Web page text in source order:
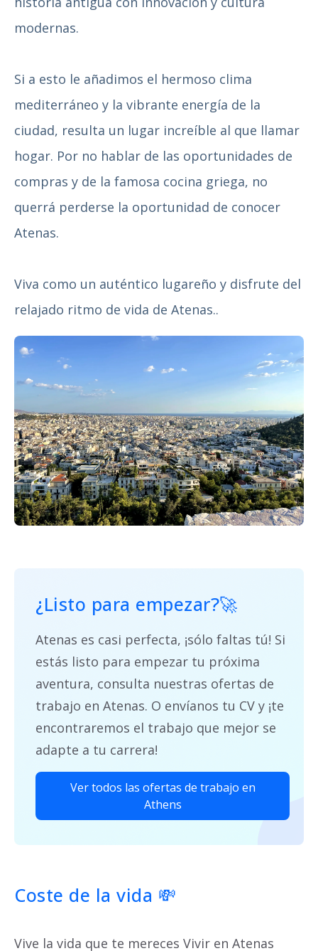
modernas.
Si a esto le añadimos el hermoso clima
mediterráneo y la vibrante energía de la
ciudad, resulta un lugar increíble al que llamar
hogar. Por no hablar de las oportunidades de
compras y de la famosa cocina griega, no
querrá perderse la oportunidad de conocer
Atenas.
Viva como un auténtico lugareño y disfrute del
relajado ritmo de vida de Atenas..
¿Listo para empezar?🚀
Atenas es casi perfecta, ¡sólo faltas tú! Si
estás listo para empezar tu próxima
aventura, consulta nuestras ofertas de
trabajo en Atenas. O envíanos tu CV y ¡te
encontraremos el trabajo que mejor se
adapte a tu carrera!
Ver todos las ofertas de trabajo en
Athens
Coste de la vida 💸
Vive la vida que te mereces Vivir en Atenas